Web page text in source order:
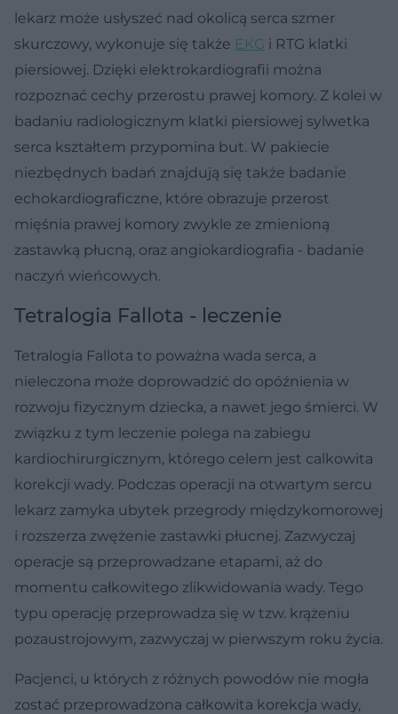
lekarz może usłyszeć nad okolicą serca szmer
skurczowy, wykonuje się także EKG i RTG klatki
piersiowej. Dzięki elektrokardiografii można
rozpoznać cechy przerostu prawej komory. Z kolei w
badaniu radiologicznym klatki piersiowej sylwetka
serca kształtem przypomina but. W pakiecie
niezbędnych badań znajdują się także badanie
echokardiograficzne, które obrazuje przerost
mięśnia prawej komory zwykle ze zmienioną
zastawką płucną, oraz angiokardiografia - badanie
naczyń wieńcowych.
Tetralogia Fallota - leczenie
Tetralogia Fallota to poważna wada serca, a
nieleczona może doprowadzić do opóźnienia w
rozwoju fizycznym dziecka, a nawet jego śmierci. W
związku z tym leczenie polega na zabiegu
kardiochirurgicznym, którego celem jest calkowita
korekcji wady. Podczas operacji na otwartym sercu
lekarz zamyka ubytek przegrody międzykomorowej
i rozszerza zwężenie zastawki płucnej. Zazwyczaj
operacje są przeprowadzane etapami, aż do
momentu całkowitego zlikwidowania wady. Tego
typu operację przeprowadza się w tzw. krążeniu
pozaustrojowym, zazwyczaj w pierwszym roku życia.
Pacjenci, u których z różnych powodów nie mogła
zostać przeprowadzona całkowita korekcja wady,